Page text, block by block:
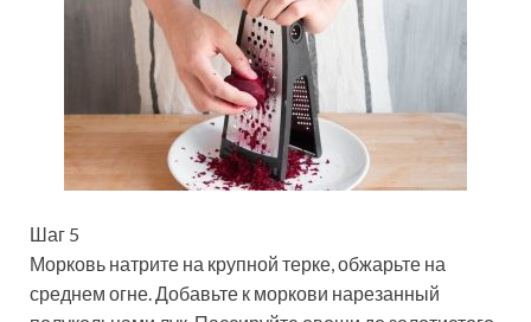
Шаг 5
Морковь натрите на крупной терке, обжарьте на
среднем огне. Добавьте к моркови нарезанный